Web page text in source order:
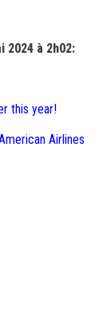
2024 à 2h02:
this year!
Airlines